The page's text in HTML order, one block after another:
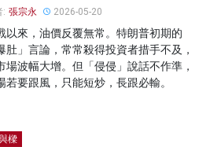
: 張宗永 2026-05-20
以來，油價反覆無常。特朗普初期的
肚」言論，常常殺得投資者措手不及，
場波幅大增。但「侵侵」說話不作準，
若要跟風，只能短炒，長跟必輸。
樑